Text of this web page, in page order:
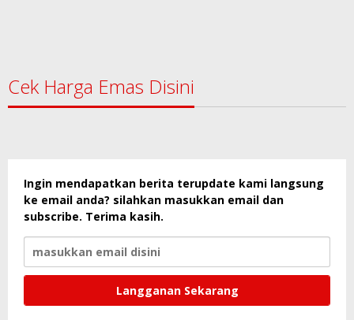
Cek Harga Emas Disini
Ingin mendapatkan berita terupdate kami langsung
ke email anda? silahkan masukkan email dan
subscribe. Terima kasih.